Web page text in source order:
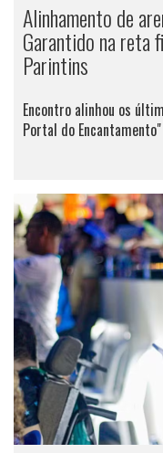
Alinhamento de
Garantido na reta
Parintins
Encontro alinhou os
Portal do Encantamento"